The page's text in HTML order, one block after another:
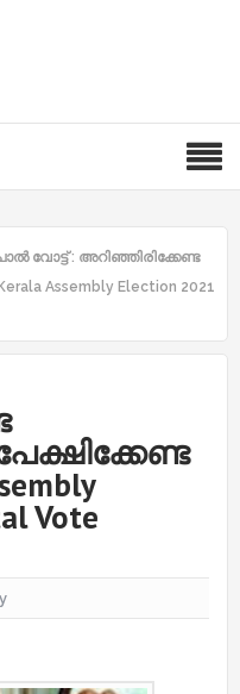
വോട്ട് : അറിഞ്ഞിരിക്കേണ്ട
Assembly Election 2021
Vote